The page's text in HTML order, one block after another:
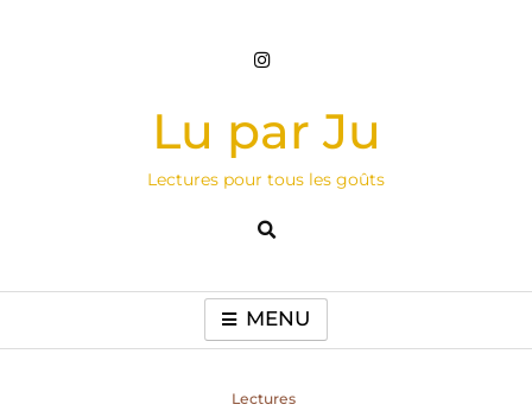
Lu par Ju
Lectures pour tous les goûts
MENU
Lectures